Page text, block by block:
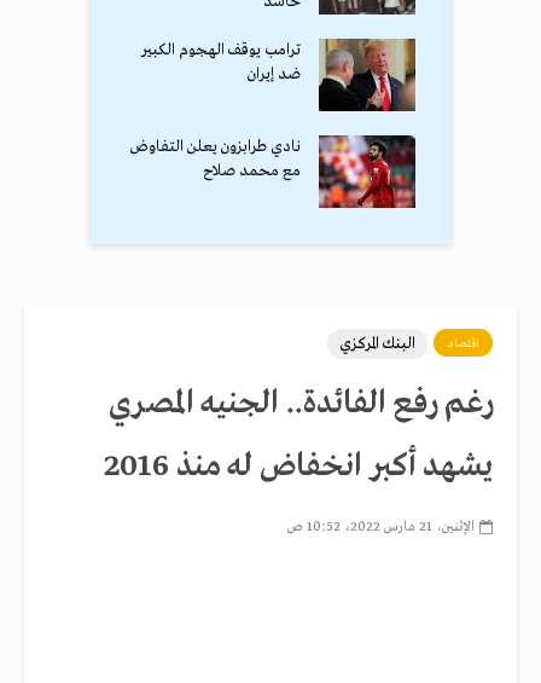
ترامب يوقف الهجوم الكبير
ضد إيران
نادي طرابزون يعلن التفاوض
مع محمد صلاح
اقتصاد البنك المركزي
رغم رفع الفائدة.. الجنيه المصري
يشهد أكبر انخفاض له منذ 2016
الإثنين، 21 مارس 2022، 10:52 ص